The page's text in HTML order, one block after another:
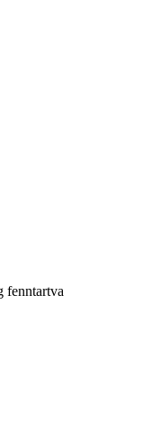
fenntartva